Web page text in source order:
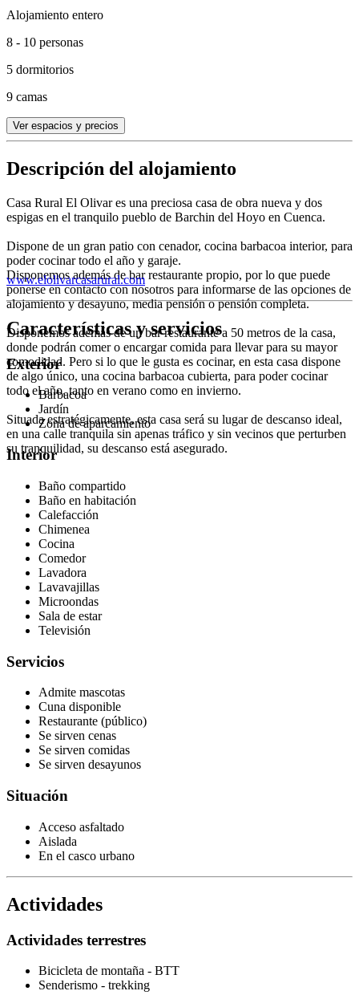
Alojamiento entero
8 - 10 personas
5 dormitorios
9 camas
Ver espacios y precios
Descripción del alojamiento
Casa Rural El Olivar es una preciosa casa de obra nueva y dos
espigas en el tranquilo pueblo de Barchin del Hoyo en Cuenca.
Dispone de un gran patio con cenador, cocina barbacoa interior, para
poder cocinar todo el año y garaje.
Disponemos además de bar restaurante propio, por lo que puede
ponerse en contacto con nosotros para informarse de las opciones de
alojamiento y desayuno, media pensión o pensión completa.
Disponemos además de un bar restaurante a 50 metros de la casa,
donde podrán comer o encargar comida para llevar para su mayor
comodidad. Pero si lo que le gusta es cocinar, en esta casa dispone
de algo único, una cocina barbacoa cubierta, para poder cocinar
todo el año, tanto en verano como en invierno.
Situada estratégicamente, esta casa será su lugar de descanso ideal,
en una calle tranquila sin apenas tráfico y sin vecinos que perturben
su tranquilidad, su descanso está asegurado.
www.elolivarcasarural.com
Características y servicios
Exterior
Barbacoa
Jardín
Zona de aparcamiento
Interior
Baño compartido
Baño en habitación
Calefacción
Chimenea
Cocina
Comedor
Lavadora
Lavavajillas
Microondas
Sala de estar
Televisión
Servicios
Admite mascotas
Cuna disponible
Restaurante (público)
Se sirven cenas
Se sirven comidas
Se sirven desayunos
Situación
Acceso asfaltado
Aislada
En el casco urbano
Actividades
Actividades terrestres
Bicicleta de montaña - BTT
Senderismo - trekking